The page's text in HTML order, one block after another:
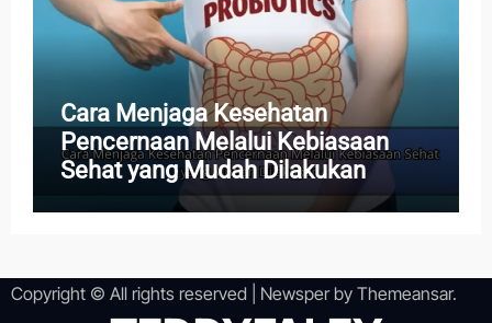
Cara Menjaga Kesehatan
Pencernaan Melalui Kebiasaan
Sehat yang Mudah Dilakukan
Copyright © All rights reserved Newsperby Themeansar.